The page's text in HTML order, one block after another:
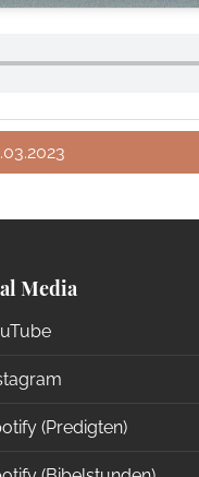
Media
(Predigten)